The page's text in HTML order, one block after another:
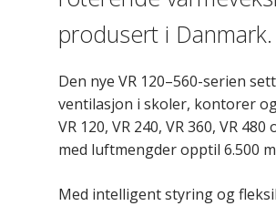
produsert i Danmark.
Den nye VR 120–560-serien
ventilasjon i skoler, kontorer
VR 120, VR 240, VR 360, VR
med luftmengder opptil 6.500
Med intelligent styring og